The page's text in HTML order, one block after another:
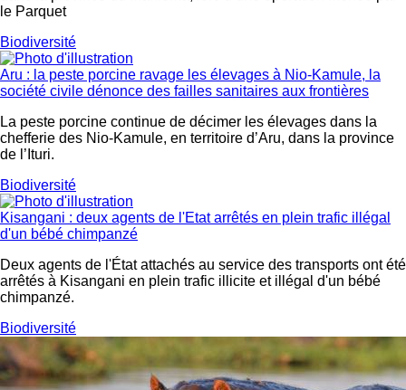
le Parquet
Biodiversité
Aru : la peste porcine ravage les élevages à Nio-Kamule, la
société civile dénonce des failles sanitaires aux frontières
La peste porcine continue de décimer les élevages dans la
chefferie des Nio-Kamule, en territoire d’Aru, dans la province
de l’Ituri.
Biodiversité
Kisangani : deux agents de l'Etat arrêtés en plein trafic illégal
d'un bébé chimpanzé
Deux agents de l'État attachés au service des transports ont été
arrêtés à Kisangani en plein trafic illicite et illégal d'un bébé
chimpanzé.
Biodiversité